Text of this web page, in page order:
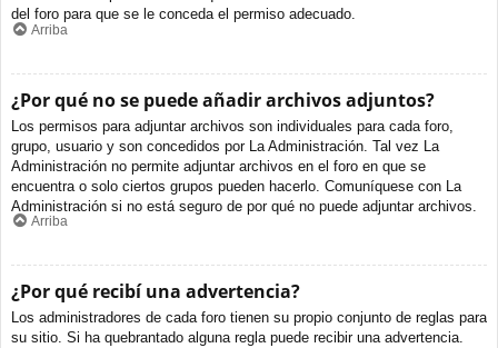
del foro para que se le conceda el permiso adecuado.
Arriba
¿Por qué no se puede añadir archivos adjuntos?
Los permisos para adjuntar archivos son individuales para cada foro,
grupo, usuario y son concedidos por La Administración. Tal vez La
Administración no permite adjuntar archivos en el foro en que se
encuentra o solo ciertos grupos pueden hacerlo. Comuníquese con La
Administración si no está seguro de por qué no puede adjuntar archivos.
Arriba
¿Por qué recibí una advertencia?
Los administradores de cada foro tienen su propio conjunto de reglas para
su sitio. Si ha quebrantado alguna regla puede recibir una advertencia.